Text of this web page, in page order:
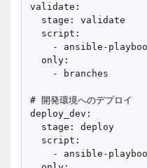
validate:
  stage: validate
  script:
- ansible-
  only:
    - branches
# 開発環境へのデプロイ
deploy_dev:
  stage: deploy
  script:
- ansible-